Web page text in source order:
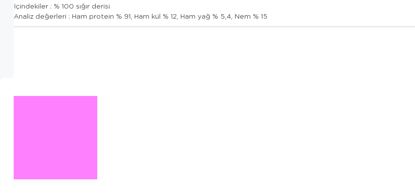
İçindekiler : % 100 sığır derisi
Analiz değerleri : Ham protein % 91, Ham kül % 12, Ham yağ % 5,4, Nem % 15